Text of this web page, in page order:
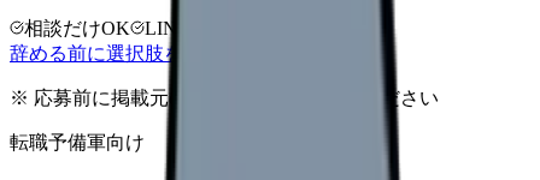
相談だけOK LINE相談OK
辞める前に選択肢を確認する
※ 応募前に掲載元の最新情報を確認してください
転職予備軍向け